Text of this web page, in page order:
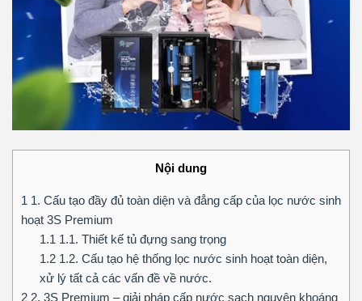
Nội dung
1 1. Cấu tạo đầy đủ toàn diện và đẳng cấp của lọc nước sinh
hoạt 3S Premium
1.1 1.1. Thiết kế tủ đựng sang trọng
1.21.2. Cấu tạo hệ thống lọc nước sinh hoạt toàn diện,
xử lý tất cả các vấn đề về nước.
2 2. 3S Premium – giải pháp cấp nước sạch nguyên khoáng